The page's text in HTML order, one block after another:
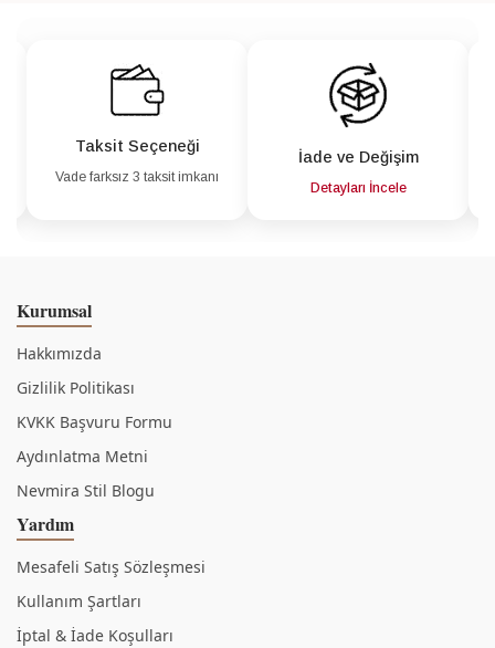
Taksit Seçeneği
Vade farksız 3 taksit imkanı
İade ve Değişim
Detayları İncele
Kurumsal
Hakkımızda
Gizlilik Politikası
KVKK Başvuru Formu
Aydınlatma Metni
Nevmira Stil Blogu
Yardım
Mesafeli Satış Sözleşmesi
Kullanım Şartları
İptal & İade Koşulları